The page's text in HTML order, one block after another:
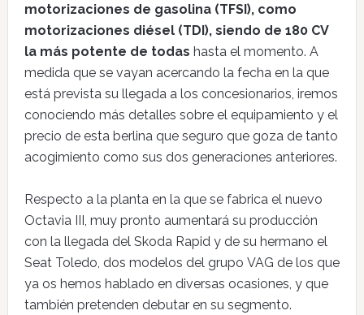
motorizaciones de gasolina (TFSI), como
motorizaciones diésel (TDI), siendo de 180 CV
la más potente de todas hasta el momento. A
medida que se vayan acercando la fecha en la que
está prevista su llegada a los concesionarios, iremos
conociendo más detalles sobre el equipamiento y el
precio de esta berlina que seguro que goza de tanto
acogimiento como sus dos generaciones anteriores.
Respecto a la planta en la que se fabrica el nuevo
Octavia III, muy pronto aumentará su producción
con la llegada del Skoda Rapid y de su hermano el
Seat Toledo, dos modelos del grupo VAG de los que
ya os hemos hablado en diversas ocasiones, y que
también pretenden debutar en su segmento.